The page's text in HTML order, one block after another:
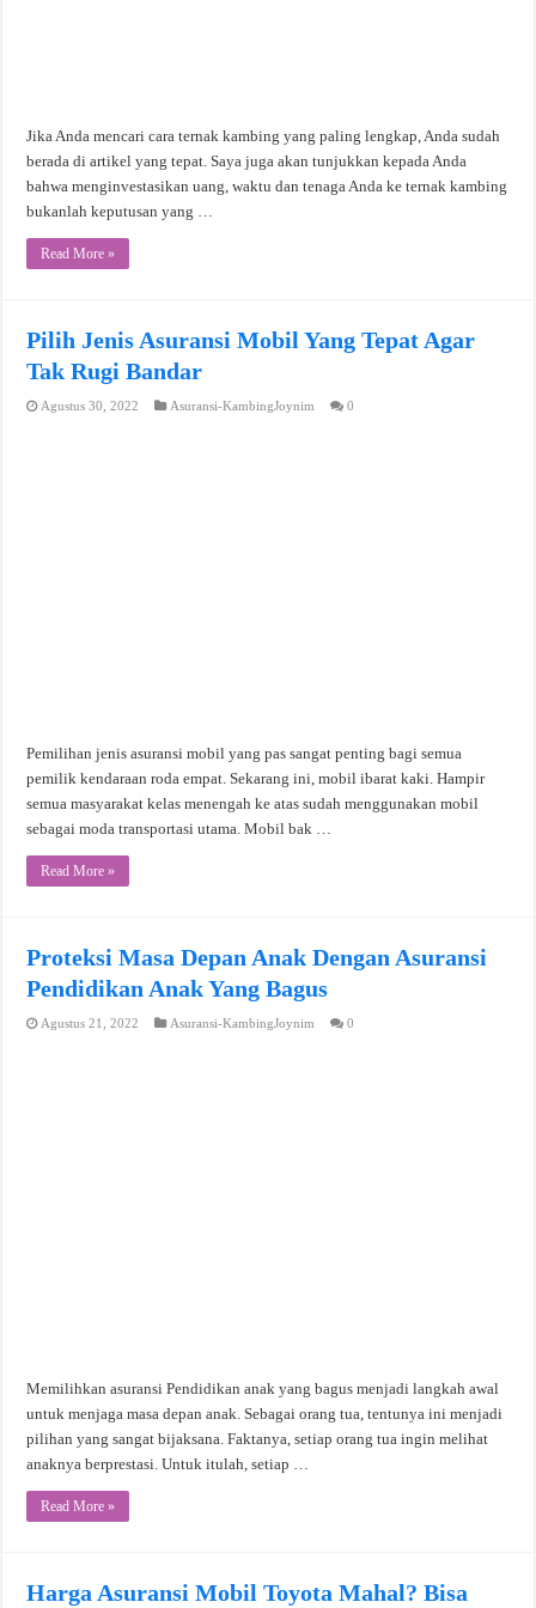
Jika Anda mencari cara ternak kambing yang paling lengkap, Anda sudah
berada di artikel yang tepat. Saya juga akan tunjukkan kepada Anda
bahwa menginvestasikan uang, waktu dan tenaga Anda ke ternak kambing
bukanlah keputusan yang …
Read More »
Pilih Jenis Asuransi Mobil Yang Tepat Agar
Tak Rugi Bandar
Agustus 30, 2022 Asuransi-KambingJoynim 0
Pemilihan jenis asuransi mobil yang pas sangat penting bagi semua
pemilik kendaraan roda empat. Sekarang ini, mobil ibarat kaki. Hampir
semua masyarakat kelas menengah ke atas sudah menggunakan mobil
sebagai moda transportasi utama. Mobil bak …
Read More »
Proteksi Masa Depan Anak Dengan Asuransi
Pendidikan Anak Yang Bagus
Agustus 21, 2022 Asuransi-KambingJoynim 0
Memilihkan asuransi Pendidikan anak yang bagus menjadi langkah awal
untuk menjaga masa depan anak. Sebagai orang tua, tentunya ini menjadi
pilihan yang sangat bijaksana. Faktanya, setiap orang tua ingin melihat
anaknya berprestasi. Untuk itulah, setiap …
Read More »
Harga Asuransi Mobil Toyota Mahal? Bisa